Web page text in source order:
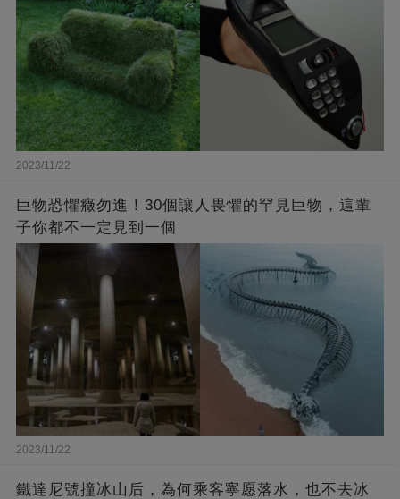
2023/11/22
巨物恐懼癥勿進！30個讓人畏懼的罕見巨物，這輩
子你都不一定見到一個
2023/11/22
鐵達尼號撞冰山后，為何乘客寧愿落水，也不去冰